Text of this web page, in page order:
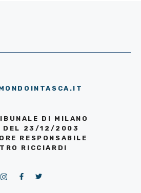
DI MILANO
DEL 23/12/2003
RESPONSABILE
RICCIARDI